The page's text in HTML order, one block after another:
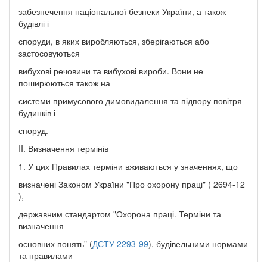
забезпечення національної безпеки України, а також
будівлі і
споруди, в яких виробляються, зберігаються або
застосовуються
вибухові речовини та вибухові вироби. Вони не
поширюються також на
системи примусового димовидалення та підпору повітря
будинків і
споруд.
II. Визначення термінів
1. У цих Правилах терміни вживаються у значеннях, що
визначені Законом України "Про охорону праці" ( 2694-12
),
державним стандартом "Охорона праці. Терміни та
визначення
основних понять" (ДСТУ 2293-99), будівельними нормами
та правилами